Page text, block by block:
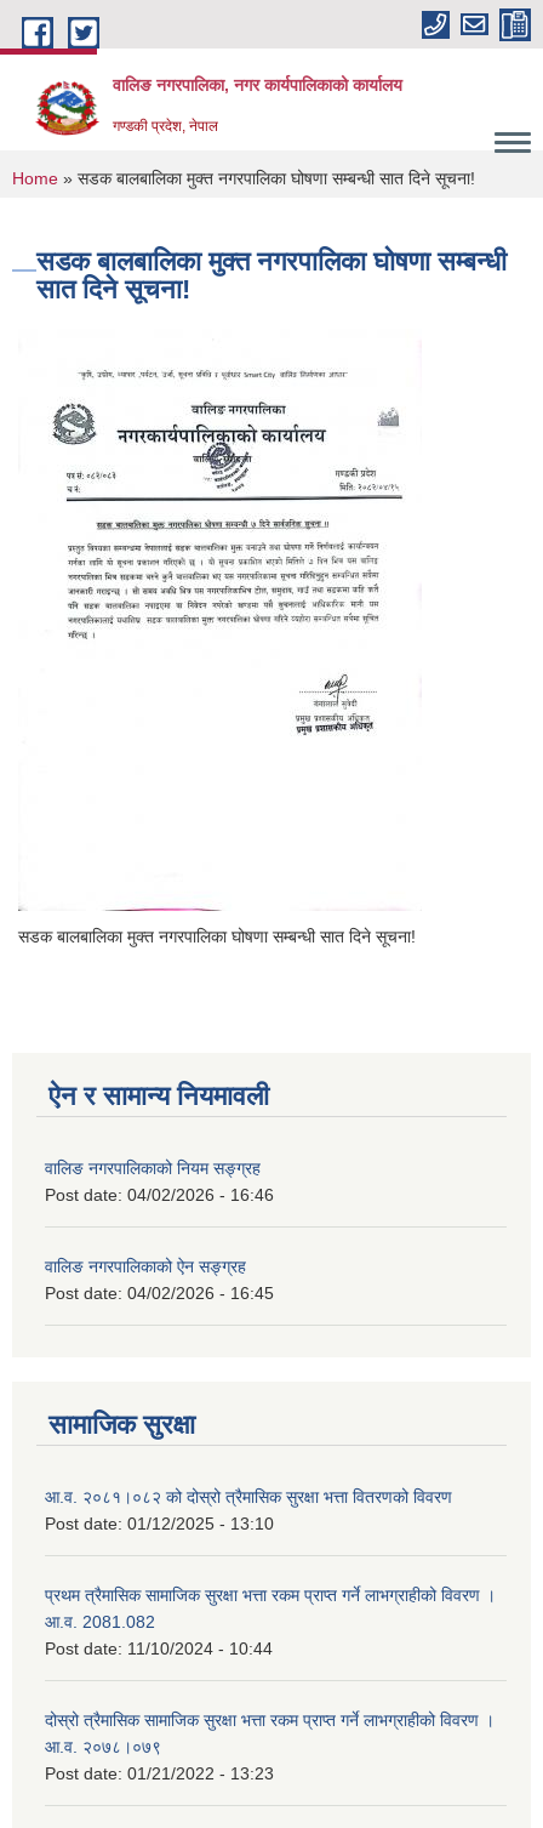
Skip to main content
वालिङ नगरपालिका, नगर कार्यपालिकाको कार्यालय
गण्डकी प्रदेश, नेपाल
You are here
Home » सडक बालबालिका मुक्त नगरपालिका घोषणा सम्बन्धी सात दिने सूचना!
सडक बालबालिका मुक्त नगरपालिका घोषणा सम्बन्धी
सात दिने सूचना!
सडक बालबालिका मुक्त नगरपालिका घोषणा सम्बन्धी सात दिने सूचना!
ऐन र सामान्य नियमावली
वालिङ नगरपालिकाको नियम सङ्ग्रह
Post date: 04/02/2026 - 16:46
वालिङ नगरपालिकाको ऐन सङ्ग्रह
Post date: 04/02/2026 - 16:45
सामाजिक सुरक्षा
आ.व. २०८१।०८२ को दोस्रो त्रैमासिक सुरक्षा भत्ता वितरणको विवरण
Post date: 01/12/2025 - 13:10
प्रथम त्रैमासिक सामाजिक सुरक्षा भत्ता रकम प्राप्त गर्ने लाभग्राहीको विवरण ।
आ.व. 2081.082
Post date: 11/10/2024 - 10:44
दोस्रो त्रैमासिक सामाजिक सुरक्षा भत्ता रकम प्राप्त गर्ने लाभग्राहीको विवरण ।
आ.व. २०७८।०७९
Post date: 01/21/2022 - 13:23